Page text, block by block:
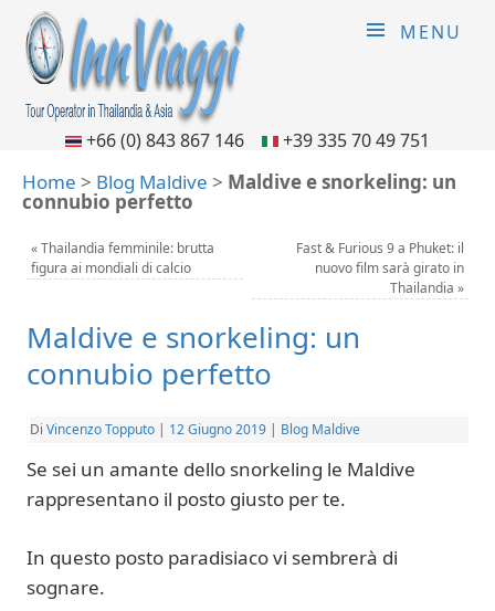
MENU
+66 (0) 843 867 146 +39 335 70 49 751
Home > Blog Maldive > Maldive e snorkeling: un
connubio perfetto
«Thailandia femminile: brutta
figura ai mondiali di calcio
Fast & Furious 9 a Phuket: il
nuovo film sarà girato in
Thailandia »
Maldive e snorkeling: un
connubio perfetto
Di Vincenzo Topputo | 12 Giugno 2019 | Blog Maldive
Se sei un amante dello snorkeling le Maldive
rappresentano il posto giusto per te.
In questo posto paradisiaco vi sembrerà di
sognare.